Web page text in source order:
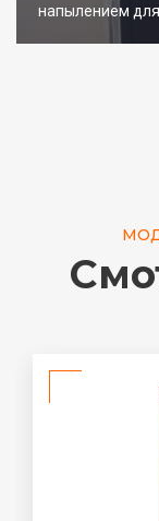
напылением